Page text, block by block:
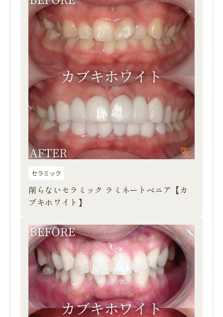
セラミック
削らないセラミック ラミネートベニア【カ
ブキホワイト】